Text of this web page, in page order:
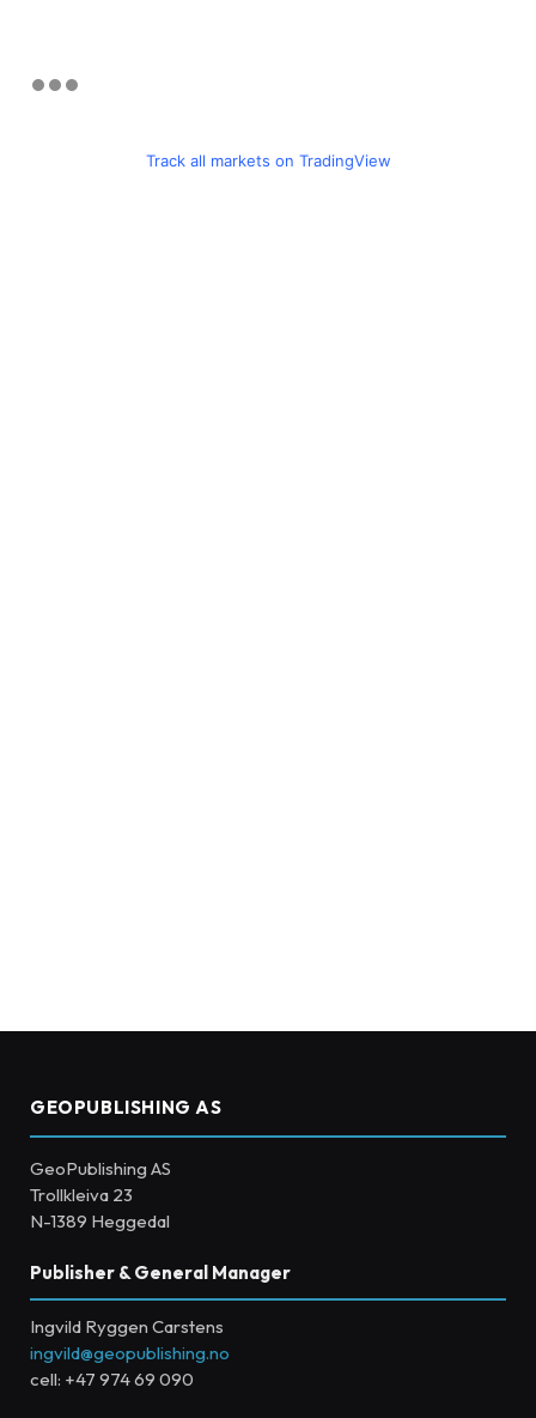
Track all markets on TradingView
GEOPUBLISHING AS
GeoPublishing AS
Trollkleiva 23
N-1389 Heggedal
Publisher & General Manager
Ingvild Ryggen Carstens
ingvild@geopublishing.no
cell: +47 974 69 090